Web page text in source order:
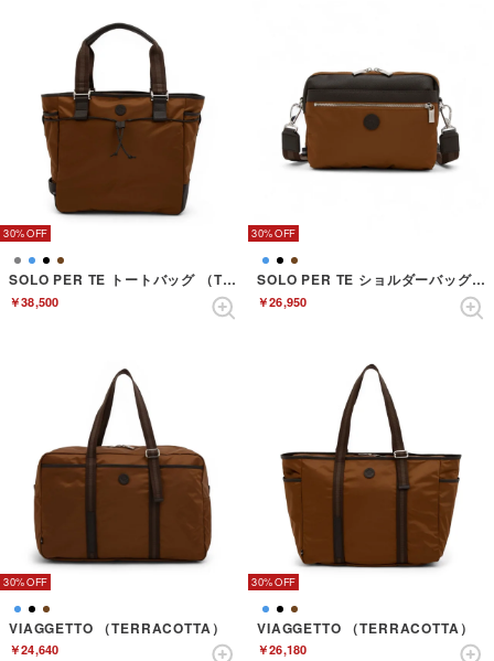
30%
SOLO PER TE トートバッグ （TERRACOTTA）
￥38,500
30%
SOLO PER TE ショルダーバッグ （TERRACOTTA）
￥26,950
30%
VIAGGETTO （TERRACOTTA）
￥24,640
30%
VIAGGETTO （TERRACOTTA）
￥26,180